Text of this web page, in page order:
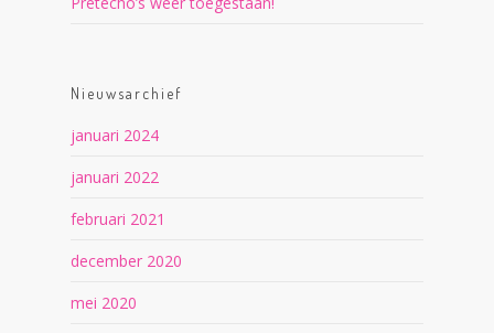
Nieuwsarchief
januari 2024
januari 2022
februari 2021
december 2020
mei 2020